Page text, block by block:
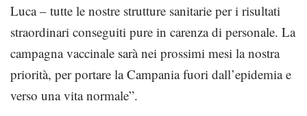
Luca – tutte le nostre strutture sanitarie per i risultati
straordinari conseguiti pure in carenza di personale. La
campagna vaccinale sarà nei prossimi mesi la nostra
priorità, per portare la Campania fuori dall’epidemia e
verso una vita normale”.